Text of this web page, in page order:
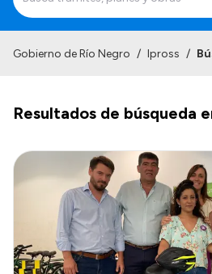
¿Qué es IPROSS?
Autoridades
Delegaciones
Consultorios Propios
Presentación CV
Gobierno de Río Negro / Ipross /
Resultados de búsqueda